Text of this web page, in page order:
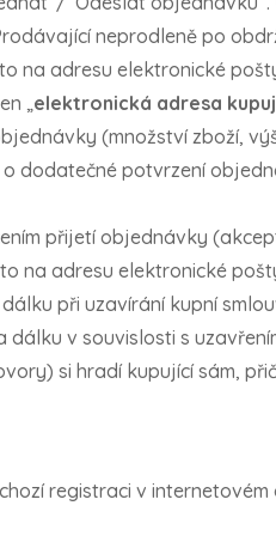
neprodleně po
na adresu elektronické
„elektronická adresa
(množství zboží,
dodatečné potvrzení
přijetí objednávky
na adresu elektronické
při uzavírání kupní
v souvislosti s
si hradí kupující sám,
registraci v internetovém